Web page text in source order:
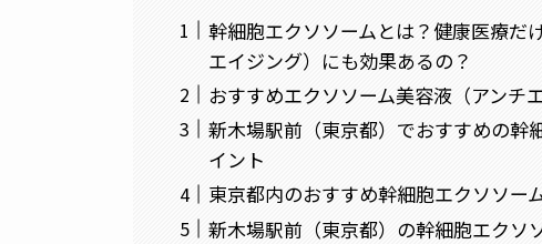
幹細胞エクソソームとは？健康医療だ
エイジング）にも効果あるの？
おすすめエクソソーム美容液（アンチ
新木場駅前（東京都）でおすすめの幹
イント
東京都内のおすすめ幹細胞エクソソー
新木場駅前（東京都）の幹細胞エクソ